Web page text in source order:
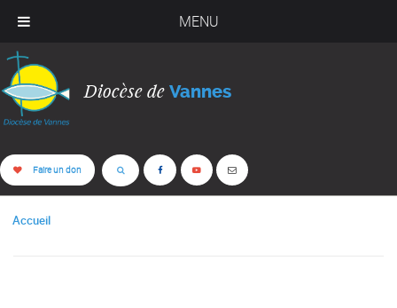
MENU
Diocèse de Vannes
Faire un don
Accueil